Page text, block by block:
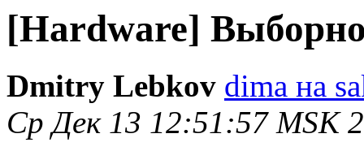
[Hardware]
Dmitry Lebkov dima на
Ср Дек 13 12:51:57 MSK